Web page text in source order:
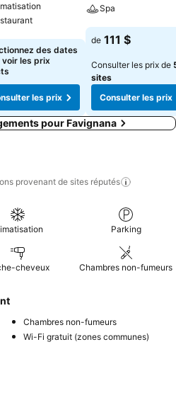
les prix
des dates
voir les prix
les prix
Spa
Consulter les
de 111 $
Consulter les prix de
sites
Consulter les prix
pour Favignana
provenant de sites réputés
Parking
cheveux Chambres non-fumeurs
Chambres non-fumeurs
Wi-Fi gratuit (zones communes)